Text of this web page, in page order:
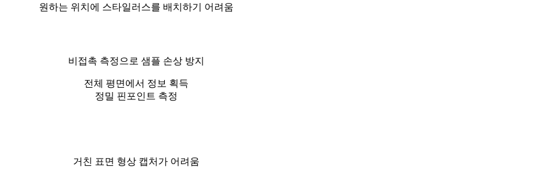
원하는 위치에 스타일러스를 배치하기 어려움
비접촉 측정으로 샘플 손상 방지
전체 평면에서 정보 획득
정밀 핀포인트 측정
거친 표면 형상 캡처가 어려움